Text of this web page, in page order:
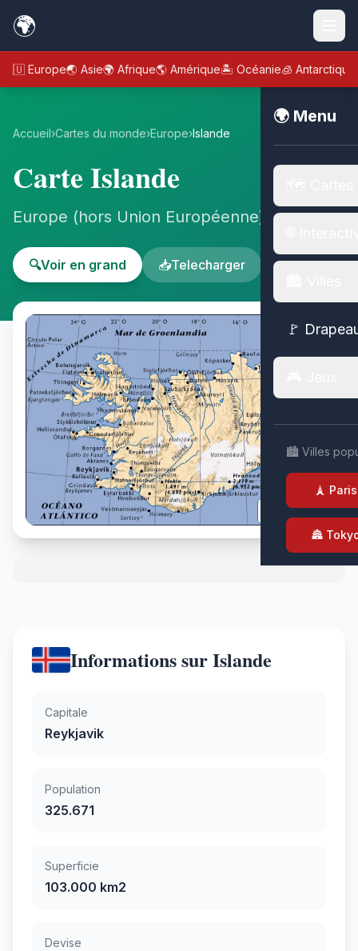
🌍
🇪🇺 Europe🌏 Asie🌍 Afrique🌎 Amérique🏝️ Océanie🧊 Antarctique
🌍 Menu
🚩
🏙️ Villes
🗼 Paris
🏯
Accueil›Cartes du monde›Europe›Islande
Carte Islande
Europe (hors Union Européenne) - Europe
🔍Voir en grand 📥Telecharger
Informations sur Islande
Capitale
Reykjavik
Population
325.671
Superficie
103.000 km2
Devise